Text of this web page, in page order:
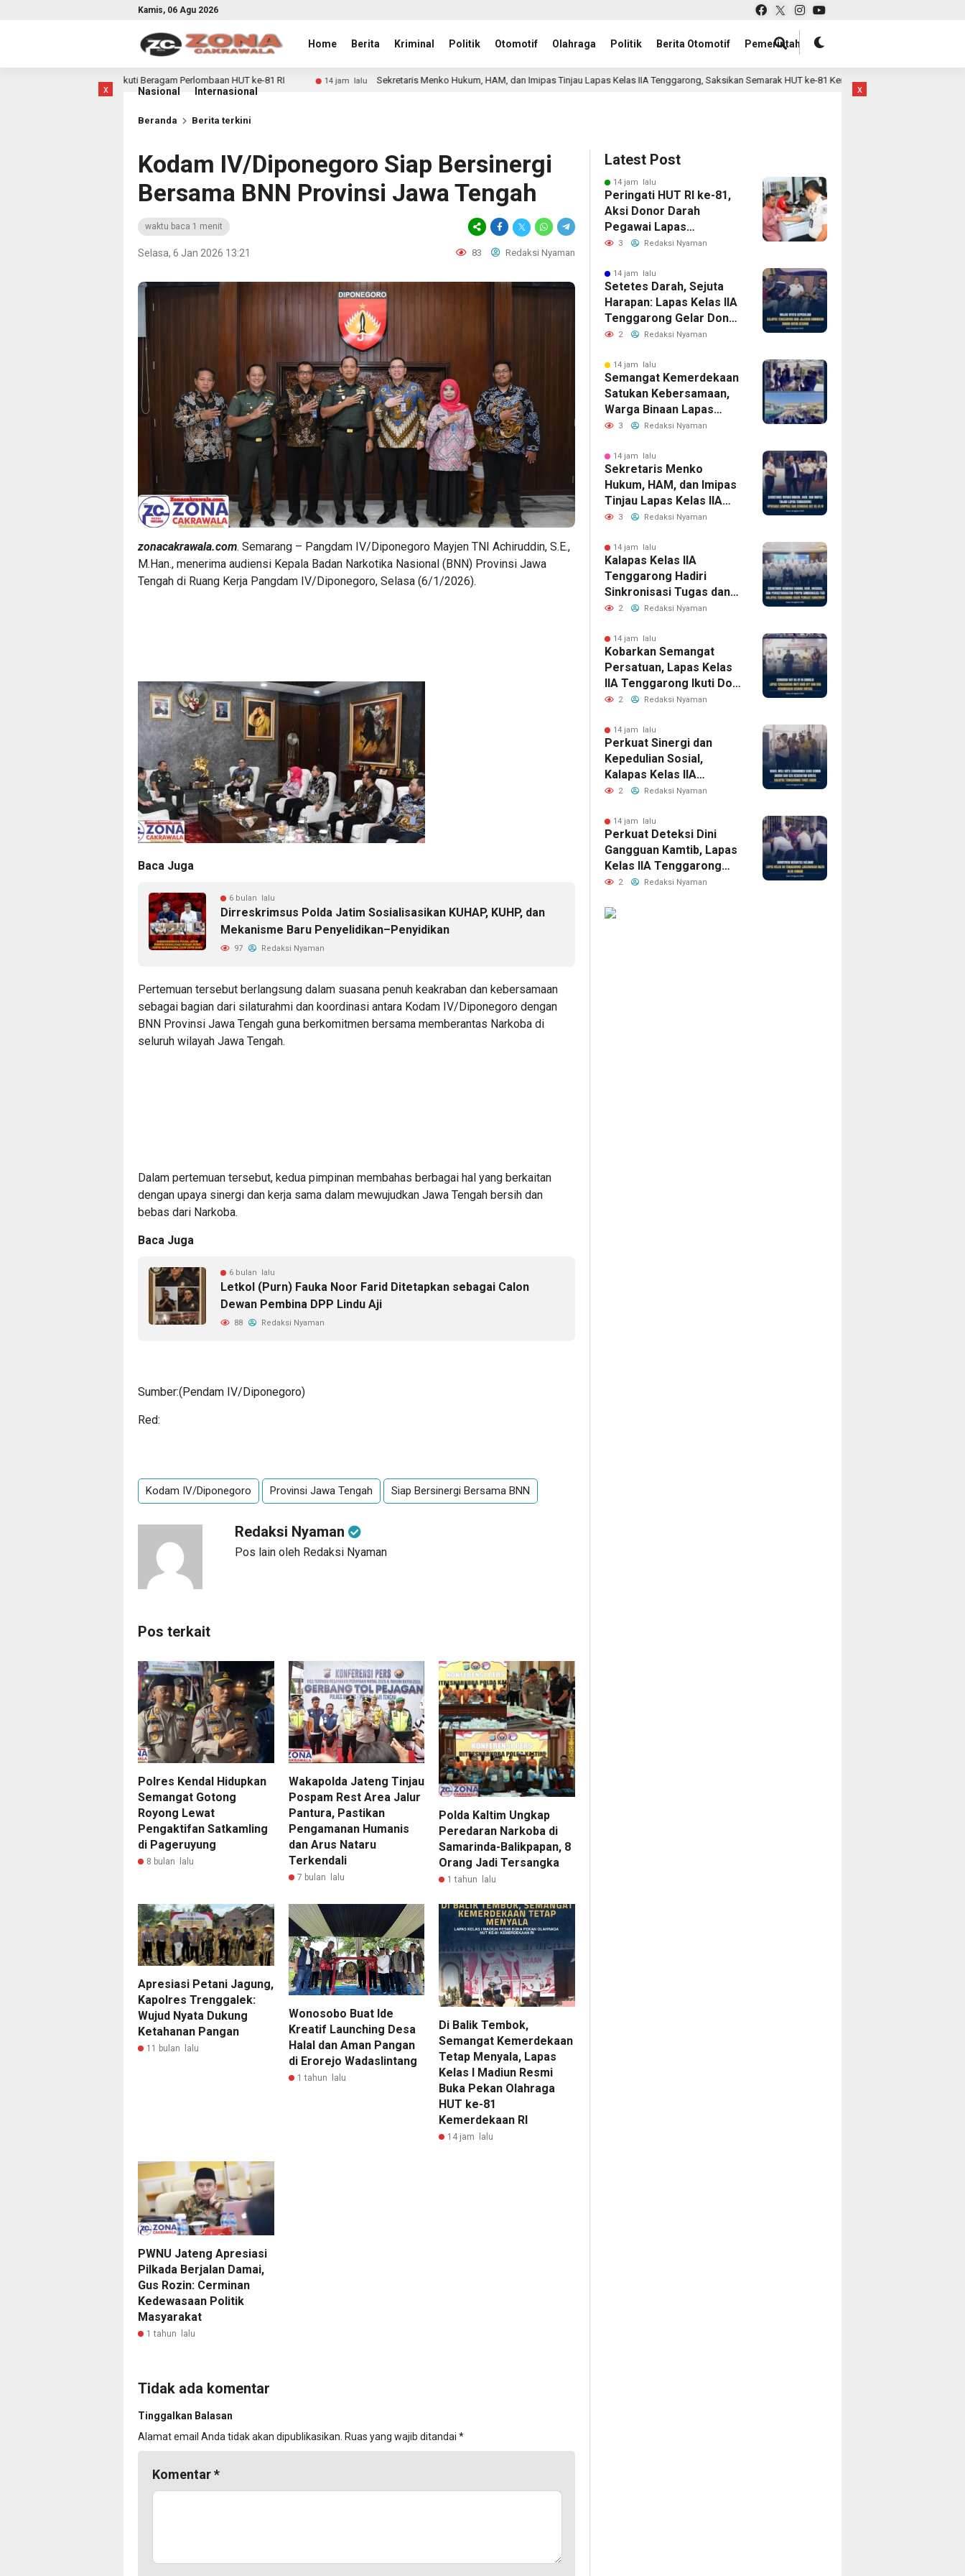
Kamis, 06 Agu 2026
Home Berita Kriminal Politik Otomotif Olahraga Politik Berita Otomotif Pemerintah
Nasional Internasional
x
Ikuti Beragam Perlombaan HUT ke-81 RI 14 jam lalu Sekretaris Menko Hukum, HAM, dan Imipas Tinjau Lapas Kelas IIA Tenggarong, Saksikan Semarak HUT ke-81 Kemerdekaan RI 14 jam lalu
Beranda Berita terkini
Kodam IV/Diponegoro Siap Bersinergi
Bersama BNN Provinsi Jawa Tengah
waktu baca 1 menit
Selasa, 6 Jan 2026 13:21 83 Redaksi Nyaman
zonacakrawala.com. Semarang – Pangdam IV/Diponegoro Mayjen TNI Achiruddin, S.E.,
M.Han., menerima audiensi Kepala Badan Narkotika Nasional (BNN) Provinsi Jawa
Tengah di Ruang Kerja Pangdam IV/Diponegoro, Selasa (6/1/2026).
Baca Juga
6 bulan lalu
Dirreskrimsus Polda Jatim Sosialisasikan KUHAP, KUHP, dan
Mekanisme Baru Penyelidikan–Penyidikan
97 Redaksi Nyaman
Pertemuan tersebut berlangsung dalam suasana penuh keakraban dan kebersamaan
sebagai bagian dari silaturahmi dan koordinasi antara Kodam IV/Diponegoro dengan
BNN Provinsi Jawa Tengah guna berkomitmen bersama memberantas Narkoba di
seluruh wilayah Jawa Tengah.
Dalam pertemuan tersebut, kedua pimpinan membahas berbagai hal yang berkaitan
dengan upaya sinergi dan kerja sama dalam mewujudkan Jawa Tengah bersih dan
bebas dari Narkoba.
Baca Juga
6 bulan lalu
Letkol (Purn) Fauka Noor Farid Ditetapkan sebagai Calon
Dewan Pembina DPP Lindu Aji
88 Redaksi Nyaman
Sumber:(Pendam IV/Diponegoro)
Red:
Kodam IV/Diponegoro Provinsi Jawa Tengah Siap Bersinergi Bersama BNN
Redaksi Nyaman
Pos lain oleh Redaksi Nyaman
Pos terkait
Polres Kendal Hidupkan
Semangat Gotong
Royong Lewat
Pengaktifan Satkamling
di Pageruyung
8 bulan lalu
Wakapolda Jateng Tinjau
Pospam Rest Area Jalur
Pantura, Pastikan
Pengamanan Humanis
dan Arus Nataru
Terkendali
7 bulan lalu
Polda Kaltim Ungkap
Peredaran Narkoba di
Samarinda-Balikpapan, 8
Orang Jadi Tersangka
1 tahun lalu
Apresiasi Petani Jagung,
Kapolres Trenggalek:
Wujud Nyata Dukung
Ketahanan Pangan
11 bulan lalu
Wonosobo Buat Ide
Kreatif Launching Desa
Halal dan Aman Pangan
di Erorejo Wadaslintang
1 tahun lalu
Di Balik Tembok,
Semangat Kemerdekaan
Tetap Menyala, Lapas
Kelas I Madiun Resmi
Buka Pekan Olahraga
HUT ke-81
Kemerdekaan RI
14 jam lalu
PWNU Jateng Apresiasi
Pilkada Berjalan Damai,
Gus Rozin: Cerminan
Kedewasaan Politik
Masyarakat
1 tahun lalu
Tidak ada komentar
Tinggalkan Balasan
Alamat email Anda tidak akan dipublikasikan. Ruas yang wajib ditandai *
Komentar*
Latest Post
14 jam lalu
Peringati HUT RI ke-81,
Aksi Donor Darah
Pegawai Lapas
Banyuwangi Bantu
3 Redaksi Nyaman
14 jam lalu
Setetes Darah, Sejuta
Harapan: Lapas Kelas IIA
Tenggarong Gelar Donor
Darah Gabungan
Pemasyarakatan
2 Redaksi Nyaman
14 jam lalu
Semangat Kemerdekaan
Satukan Kebersamaan,
Warga Binaan Lapas
Kelas IIA Tenggarong
Perlombaan HUT ke-81
RI
3 Redaksi Nyaman
14 jam lalu
Sekretaris Menko
Hukum, HAM, dan Imipas
Tinjau Lapas Kelas IIA
Tenggarong, Saksikan
Kemerdekaan RI
3 Redaksi Nyaman
14 jam lalu
Kalapas Kelas IIA
Tenggarong Hadiri
Sinkronisasi Tugas dan
Fungsi Kemenko
Sinergi Antarinstansi
2 Redaksi Nyaman
14 jam lalu
Kobarkan Semangat
Persatuan, Lapas Kelas
IIA Tenggarong Ikuti Doa
Kebangsaan Lintas
Semarak HUT ke-81
Kemerdekaan RI
2 Redaksi Nyaman
14 jam lalu
Perkuat Sinergi dan
Kepedulian Sosial,
Kalapas Kelas IIA
Tenggarong Hadiri
Kesehatan Gratis di
Rutan Samarinda
2 Redaksi Nyaman
14 jam lalu
Perkuat Deteksi Dini
Gangguan Kamtib, Lapas
Kelas IIA Tenggarong
Rutin Gelar Razia Blok
2 Redaksi Nyaman
x